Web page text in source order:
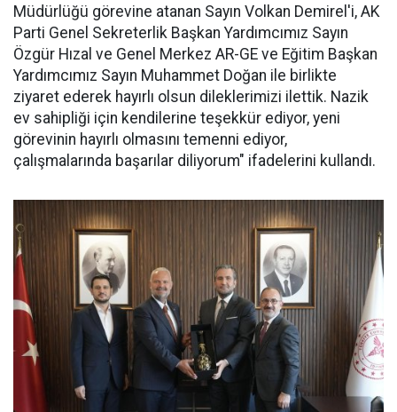
Müdürlüğü görevine atanan Sayın Volkan Demirel'i, AK
Parti Genel Sekreterlik Başkan Yardımcımız Sayın
Özgür Hızal ve Genel Merkez AR-GE ve Eğitim Başkan
Yardımcımız Sayın Muhammet Doğan ile birlikte
ziyaret ederek hayırlı olsun dileklerimizi ilettik. Nazik
ev sahipliği için kendilerine teşekkür ediyor, yeni
görevinin hayırlı olmasını temenni ediyor,
çalışmalarında başarılar diliyorum" ifadelerini kullandı.